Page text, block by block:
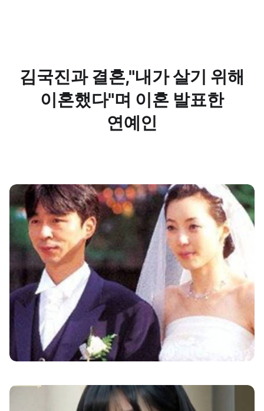
김국진과 결혼,"내가 살기 위해
이혼했다"며 이혼 발표한
연예인